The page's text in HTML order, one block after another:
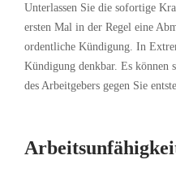
Unterlassen Sie die sofortige
ersten Mal in der Regel eine
ordentliche Kündigung. In
Kündigung denkbar. Es können
des Arbeitgebers gegen Sie